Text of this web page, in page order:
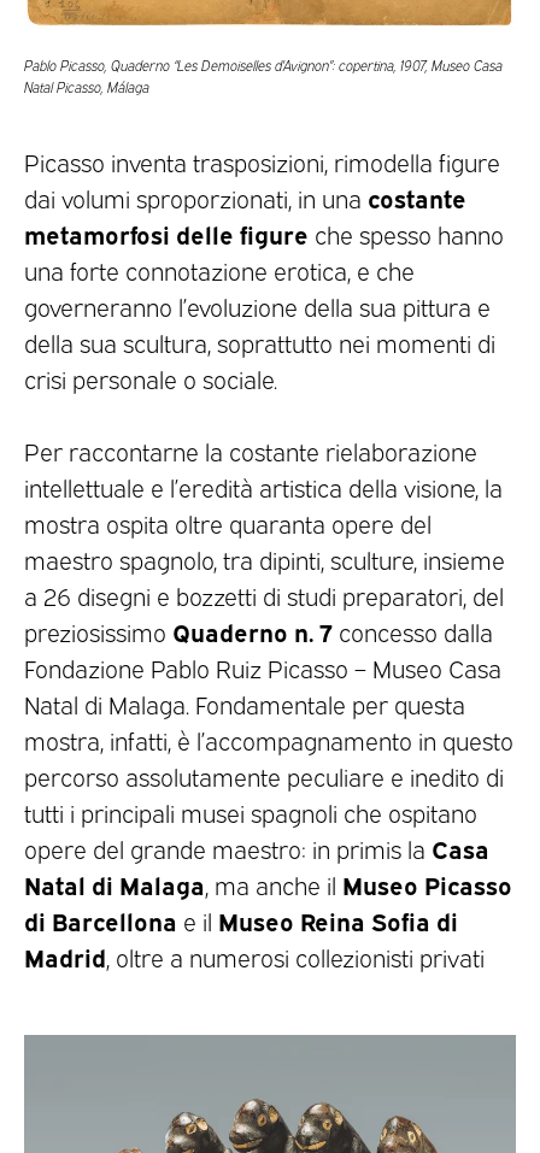
Pablo Picasso, Quaderno “Les Demoiselles d’Avignon”: copertina, 1907, Museo Casa
Natal Picasso, Málaga
Picasso inventa trasposizioni, rimodella figure
dai volumi sproporzionati, in una costante
metamorfosi delle figure che spesso hanno
una forte connotazione erotica, e che
governeranno l’evoluzione della sua pittura e
della sua scultura, soprattutto nei momenti di
crisi personale o sociale.
Per raccontarne la costante rielaborazione
intellettuale e l’eredità artistica della visione, la
mostra ospita oltre quaranta opere del
maestro spagnolo, tra dipinti, sculture, insieme
a 26 disegni e bozzetti di studi preparatori, del
preziosissimo Quaderno n. 7 concesso dalla
Fondazione Pablo Ruiz Picasso – Museo Casa
Natal di Malaga. Fondamentale per questa
mostra, infatti, è l’accompagnamento in questo
percorso assolutamente peculiare e inedito di
tutti i principali musei spagnoli che ospitano
opere del grande maestro: in primis la Casa
Natal di Malaga, ma anche il Museo Picasso
di Barcellona e il Museo Reina Sofia di
Madrid, oltre a numerosi collezionisti privati